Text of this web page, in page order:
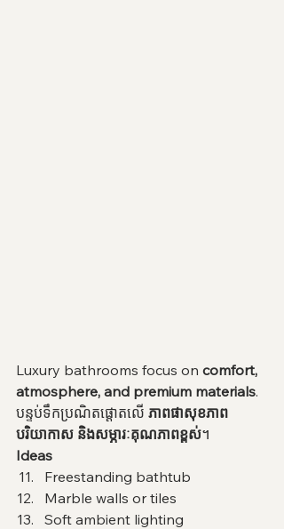
Luxury bathrooms focus on comfort,
atmosphere, and premium materials.
បន្ទប់ទឹកប្រណិតផ្តោតលើ ភាពផាសុខភាព
បរិយាកាស និងសម្ភារៈគុណភាពខ្ពស់។
Ideas
Freestanding bathtub
Marble walls or tiles
Soft ambient lighting